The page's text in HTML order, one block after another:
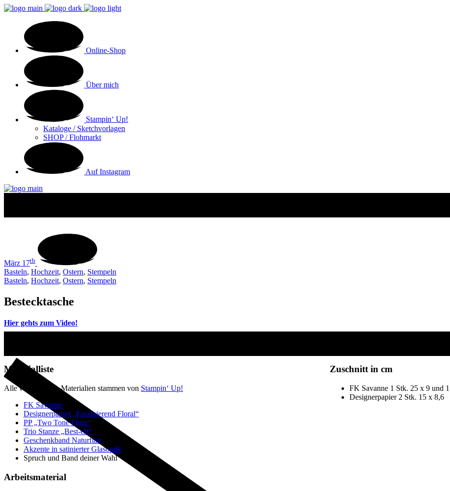
Online-Shop
Über mich
Stampin‘ Up!
Kataloge / Sketchvorlagen
SHOP / Flohmarkt
Auf Instagram
März 17th
Basteln, Hochzeit, Ostern, Stempeln
Basteln, Hochzeit, Ostern, Stempeln
Bestecktasche
Hier gehts zum Video!
Materialliste
Alle verwendeten Materialien stammen von Stampin‘ Up!
FK Savanne
Designerpapier „Faszinierend Floral“
PP „Two Tone Flora“
Trio Stanze „Best-Of“
Geschenkband Naturflair
Akzente in satinierter Glasoptik
Spruch und Band deiner Wahl
Arbeitsmaterial
Zuschnitt in cm
FK Savanne 1 Stk. 25 x 9 und
Designerpapier 2 Stk. 15 x 8,6